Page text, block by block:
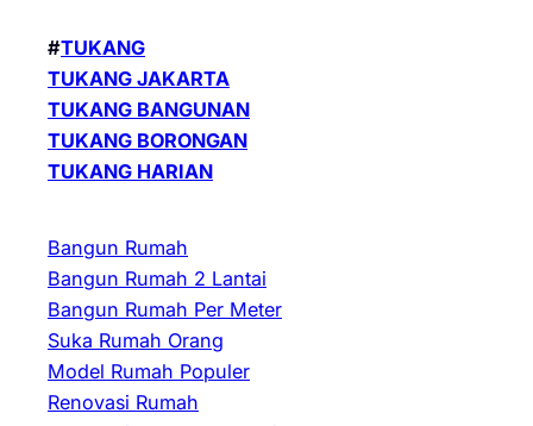
#TUKANG
TUKANG JAKARTA
TUKANG BANGUNAN
TUKANG BORONGAN
TUKANG HARIAN
Bangun Rumah
Bangun Rumah 2 Lantai
Bangun Rumah Per Meter
Suka Rumah Orang
Model Rumah Populer
Renovasi Rumah